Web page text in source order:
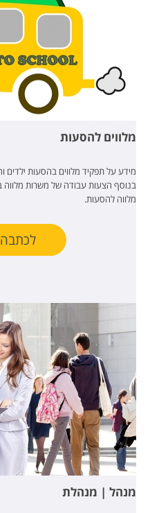
מלווים להסעות
מידע על תפקיד מלווים בהסעות ילדים
בנוסף הצעות עבודה של משרות מלווה
מלווה להסעות.
מנהל | מנהלת